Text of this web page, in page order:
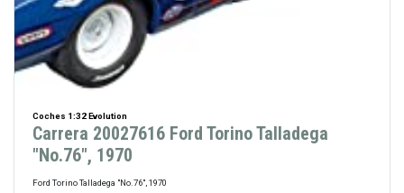
Coches 1:32 Evolution
Carrera 20027616 Ford Torino Talladega
"No.76", 1970
Ford Torino Talladega "No.76", 1970